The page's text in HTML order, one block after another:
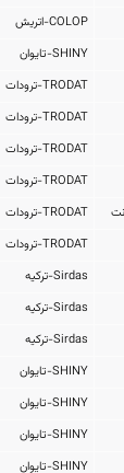
COLOP-اتریش
SHINY-تایوان
TRODAT-ترودات
TRODAT-ترودات
TRODAT-ترودات
TRODAT-ترودات
TRODAT-ترودات
TRODAT-ترودات
Sirdas-ترکیه
Sirdas-ترکیه
Sirdas-ترکیه
SHINY-تایوان
SHINY-تایوان
SHINY-تایوان
SHINY-تایوان